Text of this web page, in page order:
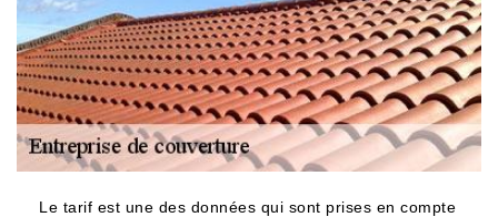
Le tarif est une des données qui sont prises en compte